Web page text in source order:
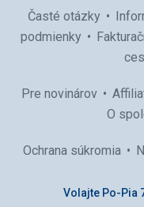
Časté otázky
podmienky
Pre novinárov
O
Ochrana súkromia
Volajte Po-Pia